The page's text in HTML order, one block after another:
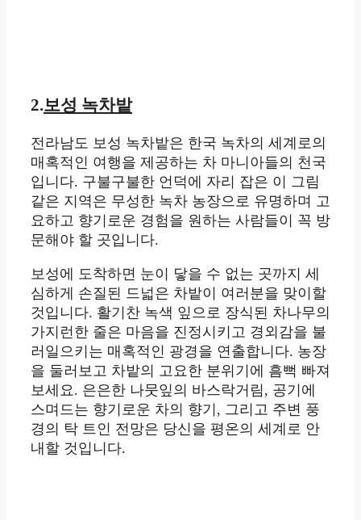
2.보성 녹차밭
전라남도 보성 녹차밭은 한국 녹차의 세계로의
매혹적인 여행을 제공하는 차 마니아들의 천국
입니다. 구불구불한 언덕에 자리 잡은 이 그림
같은 지역은 무성한 녹차 농장으로 유명하며 고
요하고 향기로운 경험을 원하는 사람들이 꼭 방
문해야 할 곳입니다.
보성에 도착하면 눈이 닿을 수 없는 곳까지 세
심하게 손질된 드넓은 차밭이 여러분을 맞이할
것입니다. 활기찬 녹색 잎으로 장식된 차나무의
가지런한 줄은 마음을 진정시키고 경외감을 불
러일으키는 매혹적인 광경을 연출합니다. 농장
을 둘러보고 차밭의 고요한 분위기에 흠뻑 빠져
보세요. 은은한 나뭇잎의 바스락거림, 공기에
스며드는 향기로운 차의 향기, 그리고 주변 풍
경의 탁 트인 전망은 당신을 평온의 세계로 안
내할 것입니다.